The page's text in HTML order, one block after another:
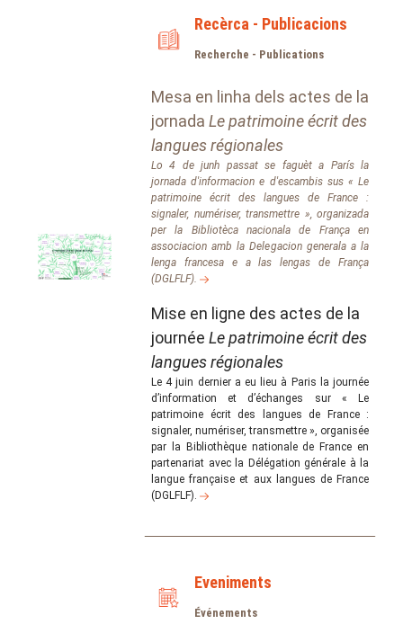
Recèrca - Publicacions
Recherche - Publications
Mesa en linha dels actes de la
jornada Le patrimoine écrit des
langues régionales
Lo 4 de junh passat se faguèt a París la
jornada d'informacion e d'escambis sus « Le
patrimoine écrit des langues de France :
signaler, numériser, transmettre », organizada
per la Bibliotèca nacionala de França en
associacion amb la Delegacion generala a la
lenga francesa e a las lengas de França
(DGLFLF).
Mise en ligne des actes de la
journée Le patrimoine écrit des
langues régionales
Le 4 juin dernier a eu lieu à Paris la journée
d’information et d’échanges sur « Le
patrimoine écrit des langues de France :
signaler, numériser, transmettre », organisée
par la Bibliothèque nationale de France en
partenariat avec la Délégation générale à la
langue française et aux langues de France
(DGLFLF).
Eveniments
Événements